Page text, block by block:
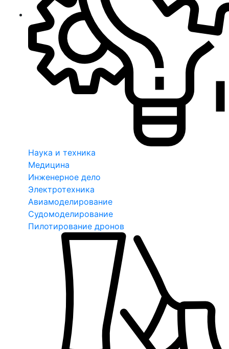
Наука и техника
Медицина
Инженерное дело
Электротехника
Авиамоделирование
Судомоделирование
Пилотирование дронов